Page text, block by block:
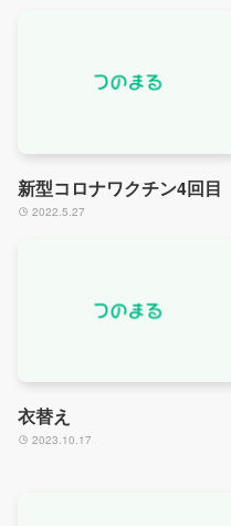
新型コロナワクチン4回目
2022.5.27
衣替え
2023.10.17